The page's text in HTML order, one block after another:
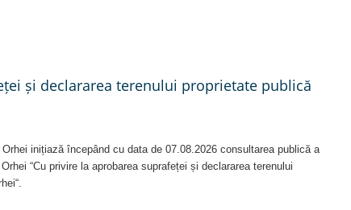
și declararea terenului proprietate publică
inițiază începând cu data de 07.08.2026 consultarea publică a
“Cu privire la aprobarea suprafeței și declararea terenului